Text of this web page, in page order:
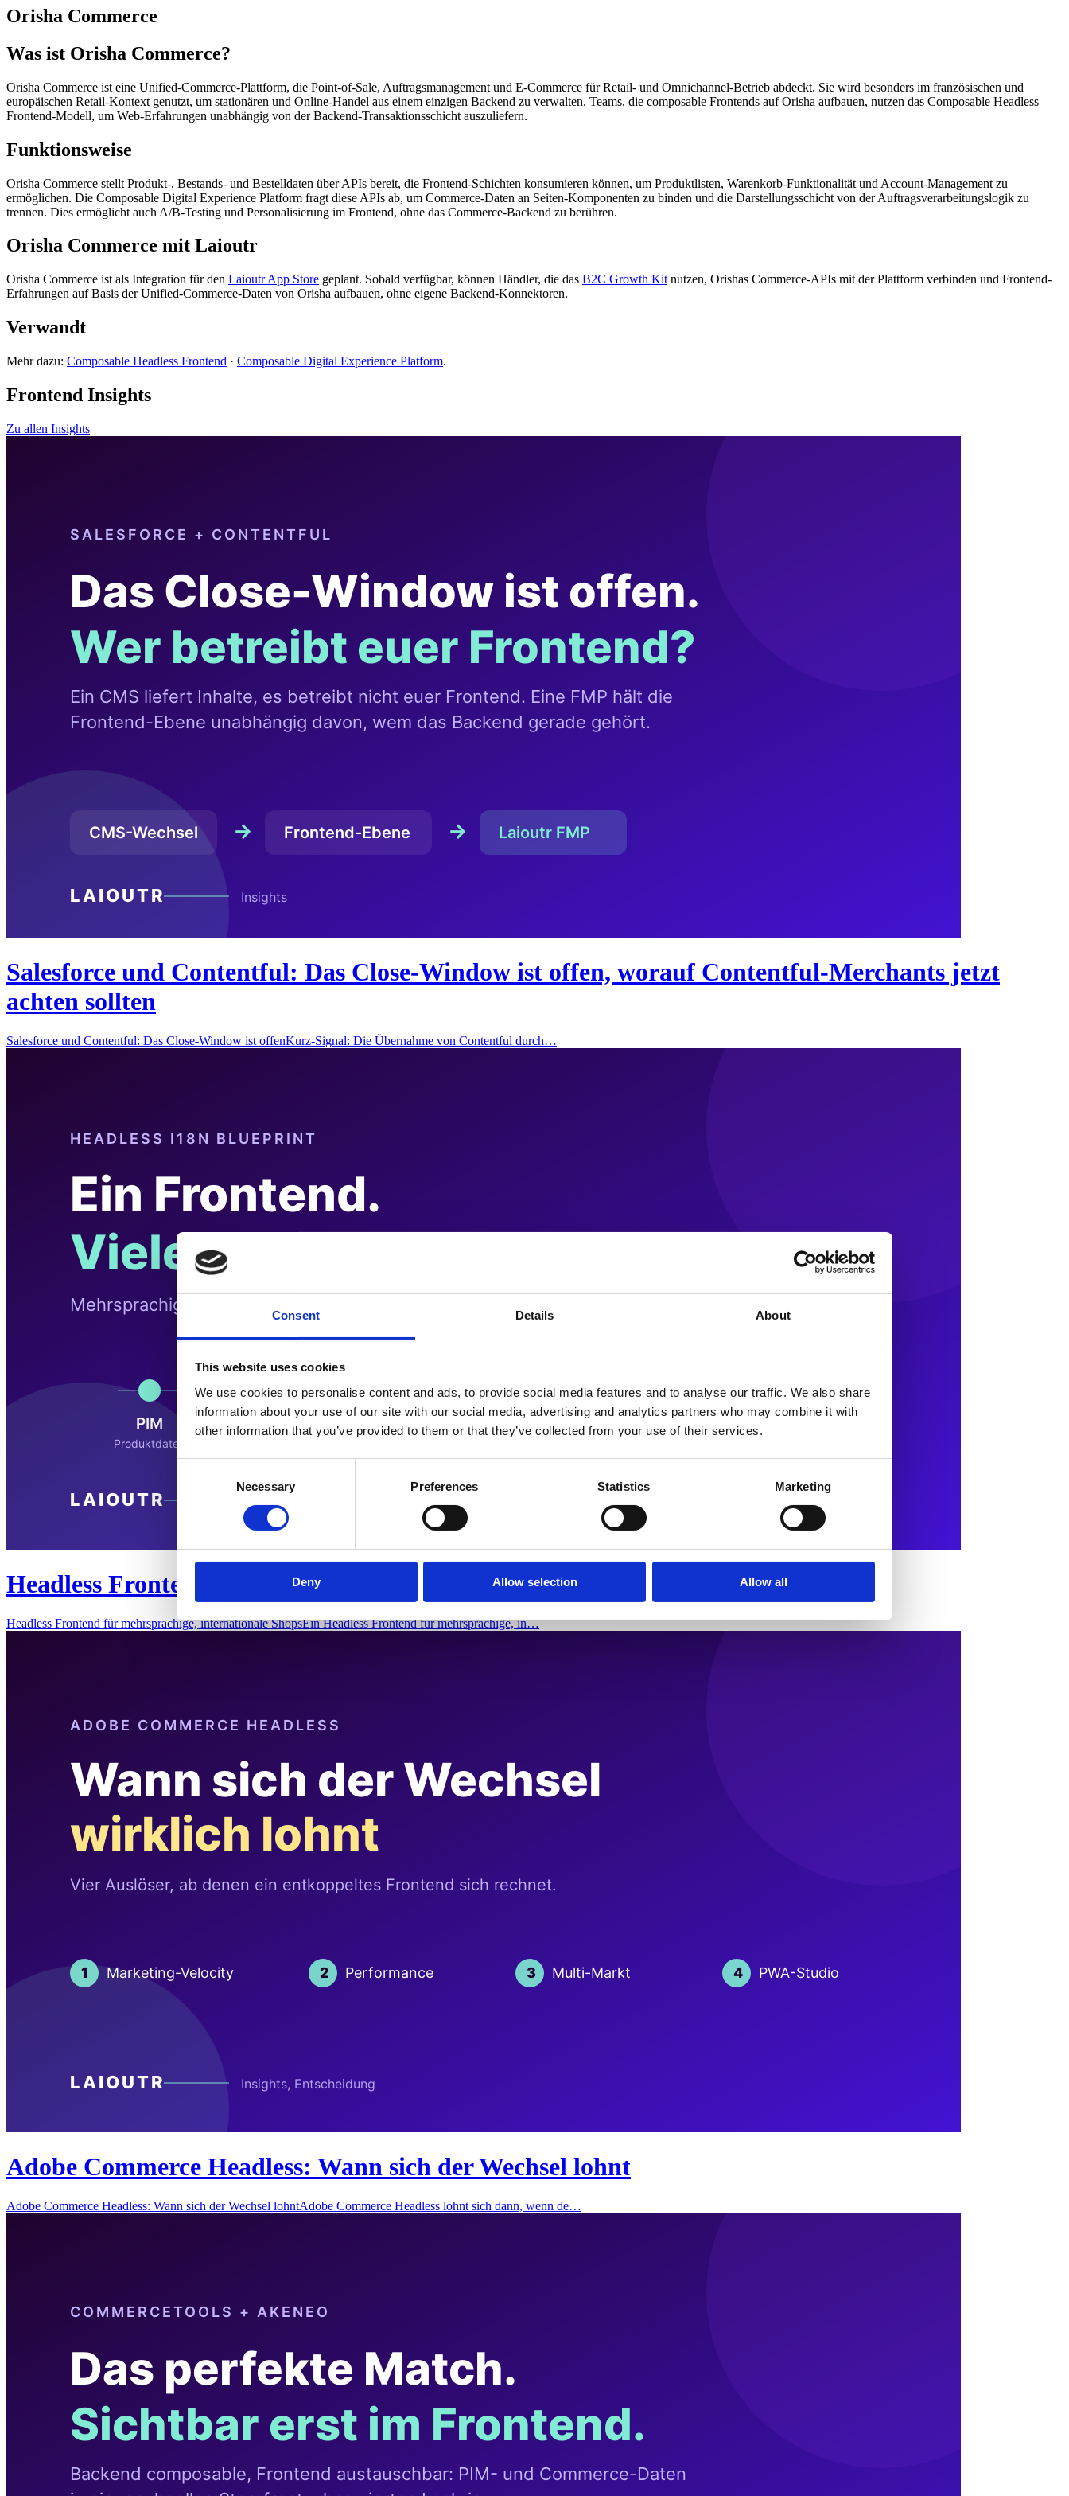
Consent Details About
This website uses cookies
We use cookies to personalise content and ads, to provide social media features and to analyse our traffic. We also share
information about your use of our site with our social media, advertising and analytics partners who may combine it with
other information that you’ve provided to them or that they’ve collected from your use of their services.
Necessary Preferences Statistics Marketing
Deny Allow selection Allow all
Orisha Commerce
Was ist Orisha Commerce?
Orisha Commerce ist eine Unified-Commerce-Plattform, die Point-of-Sale, Auftragsmanagement und E-Commerce für Retail- und Omnichannel-Betrieb abdeckt. Sie wird besonders im französischen und
europäischen Retail-Kontext genutzt, um stationären und Online-Handel aus einem einzigen Backend zu verwalten. Teams, die composable Frontends auf Orisha aufbauen, nutzen das Composable Headless
Frontend-Modell, um Web-Erfahrungen unabhängig von der Backend-Transaktionsschicht auszuliefern.
Funktionsweise
Orisha Commerce stellt Produkt-, Bestands- und Bestelldaten über APIs bereit, die Frontend-Schichten konsumieren können, um Produktlisten, Warenkorb-Funktionalität und Account-Management zu
ermöglichen. Die Composable Digital Experience Platform fragt diese APIs ab, um Commerce-Daten an Seiten-Komponenten zu binden und die Darstellungsschicht von der Auftragsverarbeitungslogik zu
trennen. Dies ermöglicht auch A/B-Testing und Personalisierung im Frontend, ohne das Commerce-Backend zu berühren.
Orisha Commerce mit Laioutr
Orisha Commerce ist als Integration für den Laioutr App Store geplant. Sobald verfügbar, können Händler, die das B2C Growth Kit nutzen, Orishas Commerce-APIs mit der Plattform verbinden und Frontend-
Erfahrungen auf Basis der Unified-Commerce-Daten von Orisha aufbauen, ohne eigene Backend-Konnektoren.
Verwandt
Mehr dazu: Composable Headless Frontend · Composable Digital Experience Platform.
Frontend Insights
Zu allen Insights
Salesforce und Contentful: Das Close-Window ist offen, worauf Contentful-Merchants jetzt
achten sollten
Salesforce und Contentful: Das Close-Window ist offenKurz-Signal: Die Übernahme von Contentful durch…
Headless Frontend für mehrsprachige, internationale Shops
Headless Frontend für mehrsprachige, internationale ShopsEin Headless Frontend für mehrsprachige, in…
Adobe Commerce Headless: Wann sich der Wechsel lohnt
Adobe Commerce Headless: Wann sich der Wechsel lohntAdobe Commerce Headless lohnt sich dann, wenn de…